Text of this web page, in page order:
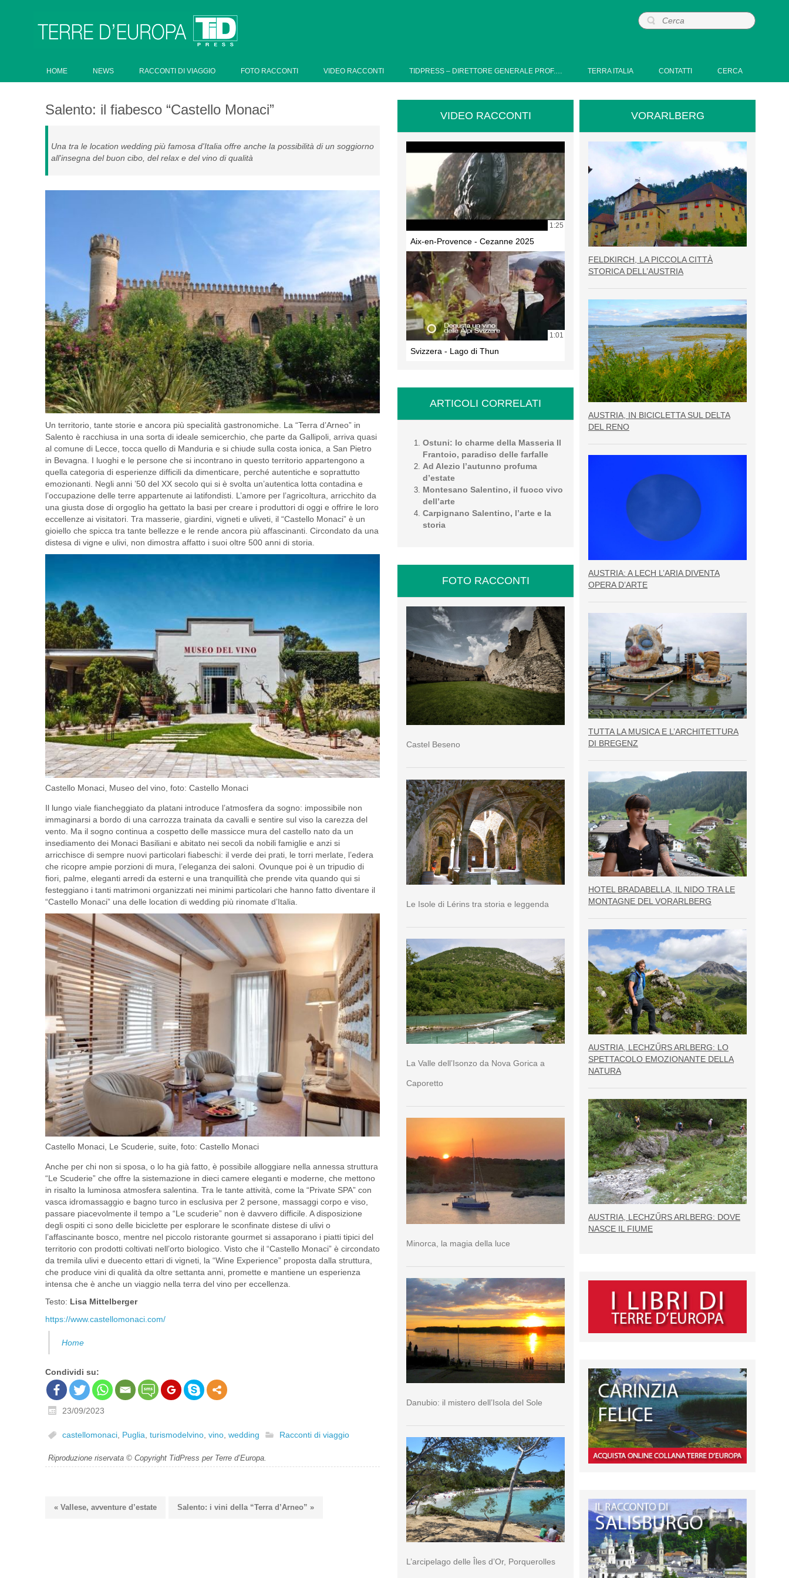
HOME NEWS RACCONTI DI VIAGGIO FOTO RACCONTI VIDEO RACCONTI TIDPRESS – DIRETTORE GENERALE PROF.… TERRA ITALIA CONTATTI CERCA
Salento: il fiabesco “Castello Monaci”
Una tra le location wedding più famosa d'Italia offre anche la possibilità di un soggiorno
all'insegna del buon cibo, del relax e del vino di qualità
Un territorio, tante storie e ancora più specialità gastronomiche. La “Terra d’Arneo” in
Salento è racchiusa in una sorta di ideale semicerchio, che parte da Gallipoli, arriva quasi
al comune di Lecce, tocca quello di Manduria e si chiude sulla costa ionica, a San Pietro
in Bevagna. I luoghi e le persone che si incontrano in questo territorio appartengono a
quella categoria di esperienze difficili da dimenticare, perché autentiche e soprattutto
emozionanti. Negli anni ’50 del XX secolo qui si è svolta un’autentica lotta contadina e
l’occupazione delle terre appartenute ai latifondisti. L’amore per l’agricoltura, arricchito da
una giusta dose di orgoglio ha gettato la basi per creare i produttori di oggi e offrire le loro
eccellenze ai visitatori. Tra masserie, giardini, vigneti e uliveti, il “Castello Monaci” è un
gioiello che spicca tra tante bellezze e le rende ancora più affascinanti. Circondato da una
distesa di vigne e ulivi, non dimostra affatto i suoi oltre 500 anni di storia.
Castello Monaci, Museo del vino, foto: Castello Monaci
Il lungo viale fiancheggiato da platani introduce l’atmosfera da sogno: impossibile non
immaginarsi a bordo di una carrozza trainata da cavalli e sentire sul viso la carezza del
vento. Ma il sogno continua a cospetto delle massicce mura del castello nato da un
insediamento dei Monaci Basiliani e abitato nei secoli da nobili famiglie e anzi si
arricchisce di sempre nuovi particolari fiabeschi: il verde dei prati, le torri merlate, l’edera
che ricopre ampie porzioni di mura, l’eleganza dei saloni. Ovunque poi è un tripudio di
fiori, palme, eleganti arredi da esterni e una tranquillità che prende vita quando qui si
festeggiano i tanti matrimoni organizzati nei minimi particolari che hanno fatto diventare il
“Castello Monaci” una delle location di wedding più rinomate d’Italia.
Castello Monaci, Le Scuderie, suite, foto: Castello Monaci
Anche per chi non si sposa, o lo ha già fatto, è possibile alloggiare nella annessa struttura
“Le Scuderie” che offre la sistemazione in dieci camere eleganti e moderne, che mettono
in risalto la luminosa atmosfera salentina. Tra le tante attività, come la “Private SPA” con
vasca idromassaggio e bagno turco in esclusiva per 2 persone, massaggi corpo e viso,
passare piacevolmente il tempo a “Le scuderie” non è davvero difficile. A disposizione
degli ospiti ci sono delle biciclette per esplorare le sconfinate distese di ulivi o
l’affascinante bosco, mentre nel piccolo ristorante gourmet si assaporano i piatti tipici del
territorio con prodotti coltivati nell’orto biologico. Visto che il “Castello Monaci” è circondato
da tremila ulivi e duecento ettari di vigneti, la “Wine Experience” proposta dalla struttura,
che produce vini di qualità da oltre settanta anni, promette e mantiene un esperienza
intensa che è anche un viaggio nella terra del vino per eccellenza.
Testo: Lisa Mittelberger
https://www.castellomonaci.com/
Home
Condividi su:
23/09/2023
castellomonaci, Puglia, turismodelvino, vino, wedding Racconti di viaggio
Riproduzione riservata © Copyright TidPress per Terre d’Europa.
« Vallese, avventure d’estate Salento: i vini della “Terra d’Arneo” »
VIDEO RACCONTI
1:25
Aix-en-Provence - Cezanne 2025
1:01
Svizzera - Lago di Thun
ARTICOLI CORRELATI
Ostuni: lo charme della Masseria Il
Frantoio, paradiso delle farfalle
Ad Alezio l’autunno profuma
d’estate
Montesano Salentino, il fuoco vivo
dell’arte
Carpignano Salentino, l’arte e la
storia
FOTO RACCONTI
Castel Beseno
Le Isole di Lérins tra storia e leggenda
La Valle dell’Isonzo da Nova Gorica a
Caporetto
Minorca, la magia della luce
Danubio: il mistero dell’Isola del Sole
L’arcipelago delle Îles d’Or, Porquerolles
VORARLBERG
FELDKIRCH, LA PICCOLA CITTÀ
STORICA DELL’AUSTRIA
AUSTRIA, IN BICICLETTA SUL DELTA
DEL RENO
AUSTRIA: A LECH L’ARIA DIVENTA
OPERA D’ARTE
TUTTA LA MUSICA E L’ARCHITETTURA
DI BREGENZ
HOTEL BRADABELLA, IL NIDO TRA LE
MONTAGNE DEL VORARLBERG
AUSTRIA, LECHZŰRS ARLBERG: LO
SPETTACOLO EMOZIONANTE DELLA
NATURA
AUSTRIA, LECHZŰRS ARLBERG: DOVE
NASCE IL FIUME